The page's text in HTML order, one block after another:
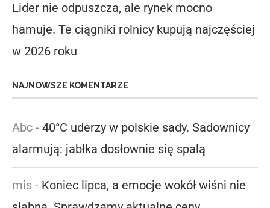
Lider nie odpuszcza, ale rynek mocno
hamuje. Te ciągniki rolnicy kupują najczęściej
w 2026 roku
NAJNOWSZE KOMENTARZE
Abc - 40°C uderzy w polskie sady. Sadownicy
alarmują: jabłka dosłownie się spalą
mis - Koniec lipca, a emocje wokół wiśni nie